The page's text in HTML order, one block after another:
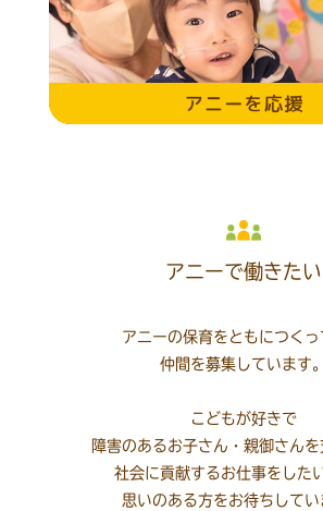
アニーで働きたい
アニーの保育をともにつくっ
仲間を募集しています。
こどもが好きで
障害のあるお子さん・親御さんを
社会に貢献するお仕事をした
思いのある方をお待ちしてい